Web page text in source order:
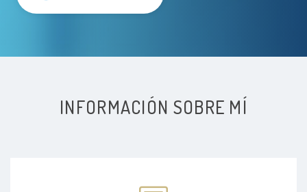
INFORMACIÓN SOBRE MÍ